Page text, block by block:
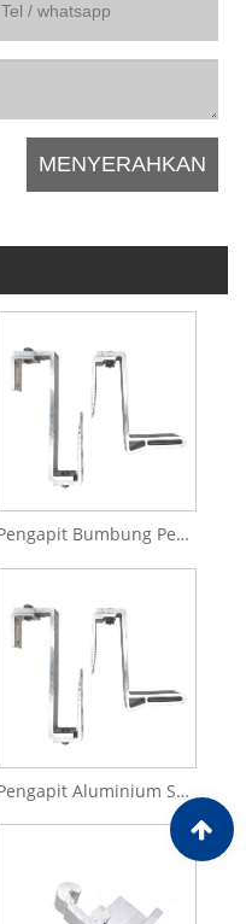
Pengapit Bumbung Pendirian Aluminium Klip Suria Kunci Suria
Pengapit Aluminium Suria Solar Aluminium Pengapit Akhir Boleh Laras Pemasangan Panel Suria